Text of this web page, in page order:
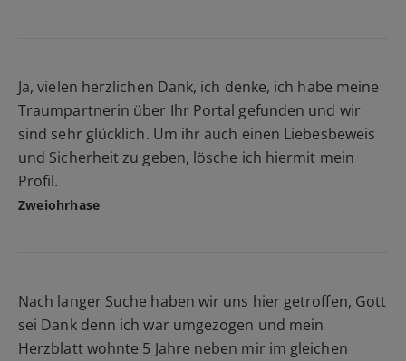
Ja, vielen herzlichen Dank, ich denke, ich habe meine
Traumpartnerin über Ihr Portal gefunden und wir
sind sehr glücklich. Um ihr auch einen Liebesbeweis
und Sicherheit zu geben, lösche ich hiermit mein
Profil.
Zweiohrhase
Nach langer Suche haben wir uns hier getroffen, Gott
sei Dank denn ich war umgezogen und mein
Herzblatt wohnte 5 Jahre neben mir im gleichen